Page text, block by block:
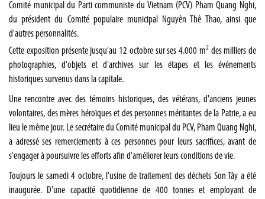
Comité municipal du Parti communiste du Vietnam (PCV) Pham Quang Nghi,
du président du Comité populaire municipal Nguyên Thê Thao, ainsi que
d'autres personnalités.
Cette exposition présente jusqu'au 12 octobre sur ses 4.000 m2des milliers de
photographies, d'objets et d'archives sur les étapes et les événements
historiques survenus dans la capitale.
Une rencontre avec des témoins historiques, des vétérans, d'anciens jeunes
volontaires, des mères héroïques et des personnes méritantes de la Patrie, a eu
lieu le même jour. Le secrétaire du Comité municipal du PCV, Pham Quang Nghi,
a adressé ses remerciements à ces personnes pour leurs sacrifices, avant de
s'engager à poursuivre les efforts afin d'améliorer leurs conditions de vie.
Toujours le samedi 4 octobre, l'usine de traitement des déchets Son Tây a été
inaugurée. D'une capacité quotidienne de 400 tonnes et employant de